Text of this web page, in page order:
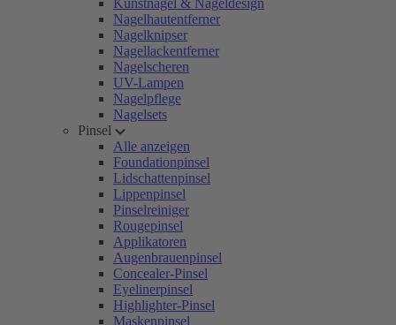
Kunstnägel & Nageldesign
Nagelhautentferner
Nagelknipser
Nagellackentferner
Nagelscheren
UV-Lampen
Nagelpflege
Nagelsets
Pinsel
Alle anzeigen
Foundationpinsel
Lidschattenpinsel
Lippenpinsel
Pinselreiniger
Rougepinsel
Applikatoren
Augenbrauenpinsel
Concealer-Pinsel
Eyelinerpinsel
Highlighter-Pinsel
Maskenpinsel